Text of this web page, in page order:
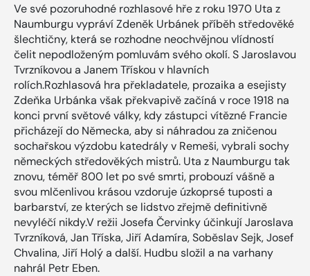
Ve své pozoruhodné rozhlasové hře z roku 1970 Uta z
Naumburgu vypráví Zdeněk Urbánek příběh středověké
šlechtičny, která se rozhodne neochvějnou vlídností
čelit nepodloženým pomluvám svého okolí. S Jaroslavou
Tvrzníkovou a Janem Třískou v hlavních
rolích.Rozhlasová hra překladatele, prozaika a esejisty
Zdeňka Urbánka však překvapivě začíná v roce 1918 na
konci první světové války, kdy zástupci vítězné Francie
přicházejí do Německa, aby si náhradou za zničenou
sochařskou výzdobu katedrály v Remeši, vybrali sochy
německých středověkých mistrů. Uta z Naumburgu tak
znovu, téměř 800 let po své smrti, probouzí vášně a
svou mlčenlivou krásou vzdoruje úzkoprsé tuposti a
barbarství, ze kterých se lidstvo zřejmě definitivně
nevyléčí nikdy.V režii Josefa Červinky účinkují Jaroslava
Tvrzníková, Jan Tříska, Jiří Adamíra, Soběslav Sejk, Josef
Chvalina, Jiří Holý a další. Hudbu složil a na varhany
nahrál Petr Eben.